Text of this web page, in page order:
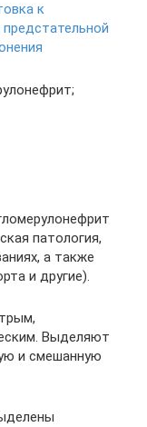
к
патология,
а также
и другие).
Выделяют
и смешанную